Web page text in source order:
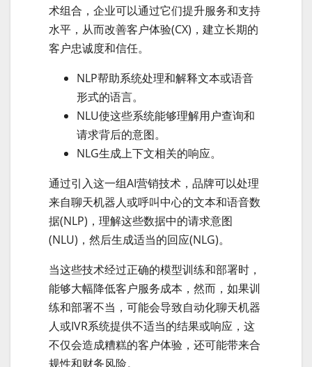
术组合，企业可以通过它们提升服务和支持
水平，从而改善客户体验(CX)，建立长期的
客户忠诚度和信任。
NLP帮助系统处理和解释文本或语音
形式的语言。
NLU使这些系统能够理解用户查询和
请求背后的意图。
NLG生成上下文相关的响应。
通过引入这一组AI营销技术，品牌可以处理
来自聊天机器人或呼叫中心的文本和语音数
据(NLP)，理解这些数据中的请求意图
(NLU)，然后生成适当的回应(NLG)。
当这些技术经过正确的模型训练和部署时，
能够大幅降低客户服务成本，然而，如果训
练和部署不当，可能会导致自动化聊天机器
人或IVR系统提供不适当的结果或响应，这
不仅会造成糟糕的客户体验，还可能带来合
规性和财务风险。